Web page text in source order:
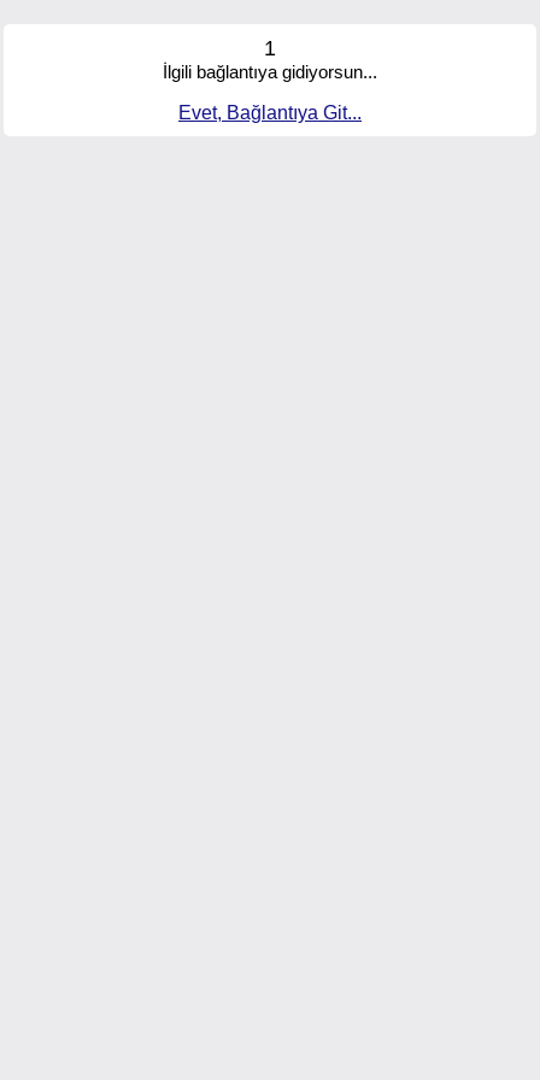
1
İlgili bağlantıya gidiyorsun...
Evet, Bağlantıya Git...